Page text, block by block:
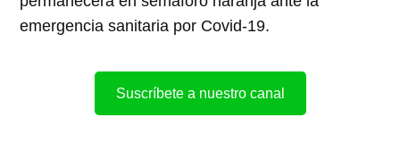
emergencia sanitaria por Covid-19.
Suscríbete a nuestro canal